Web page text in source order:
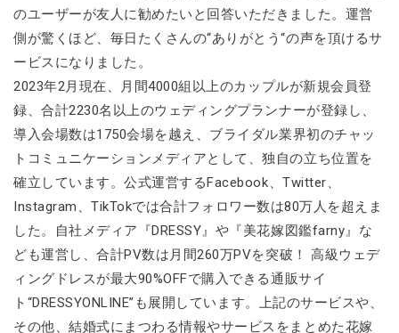
のユーザーが友人に勧めたいと回答いただきました。運営
側が驚くほど、毎日たくさんの“ありがとう“の声を頂けるサ
ービスになりました。
2023年2月現在、月間4000組以上のカップルが新規会員登
録、合計2230名以上のウェディングプランナーが登録し、
導入会場数は1750会場を越え、ブライダル業界初のチャッ
トコミュニケーションメディアとして、独自の立ち位置を
確立しています。公式運営するFacebook、Twitter、
Instagram、TikTokでは合計フォロワー数は80万人を超えま
した。自社メディア『DRESSY』や『美花嫁図鑑farny』な
ども運営し、合計PV数は月間260万PVを突破！ 高級ウェデ
ィングドレスが最大90%OFFで購入できる通販サイ
ト“DRESSYONLINE”も展開しています。上記のサービスや、
その他、結婚式にまつわる情報やサービスをまとめた花嫁